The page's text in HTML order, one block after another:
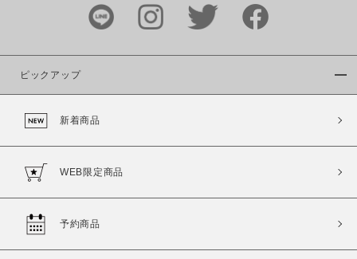
カラー
ピックアップ
新着商品
WEB限定商品
予約商品